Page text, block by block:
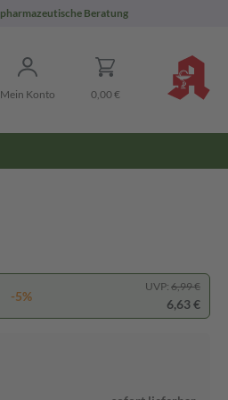
pharmazeutische Beratung
Mein Konto 0,00 €
-5%
UVP: 6,99 €
6,63 €